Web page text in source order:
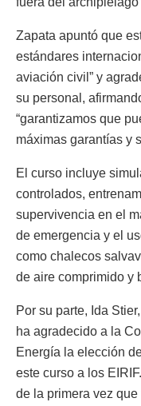
Zapata apuntó que
estándares
aviación civil” y
su personal,
“garantizamos que
máximas garantías y
El curso incluye
controlados,
supervivencia en el
de emergencia y el
como chalecos
de aire comprimido y
Por su parte, Ida
ha agradecido a la
Energía la elección
este curso a los
de la primera vez